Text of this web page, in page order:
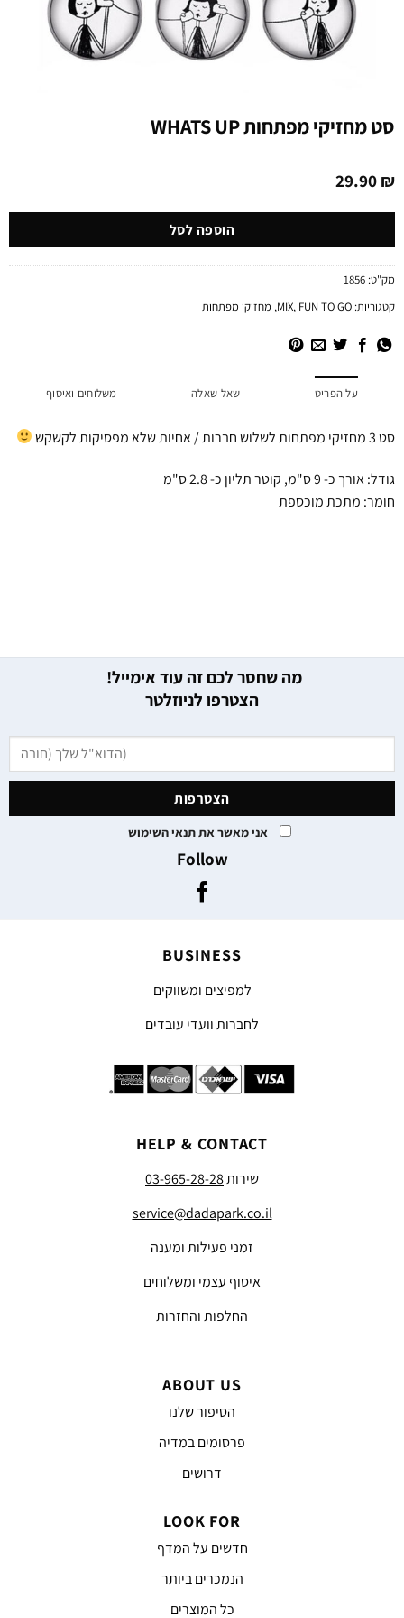
סט מחזיקי מפתחות WHATS UP
29.90₪
הוספה לסל
מק"ט:1856
קטגוריות:
MIX ,FUN TO GO
,מחזיקי מפתחות
על הפריט שאל שאלה משלוחים ואיסוף
סט 3 מחזיקי מפתחות לשלוש חברות / אחיות שלא מפסיקות לקשקש
גודל: אורך כ- 9 ס"מ, קוטר תליון כ- 2.8 ס"מ
חומר: מתכת מוכספת
מה שחסר לכם זה עוד אימייל!
הצטרפו לניוזלטר
אני מאשר את תנאי השימוש
Follow
BUSINESS
למפיצים ומשווקים
לחברות וועדי עובדים
HELP & CONTACT
שירות03-965-28-28
service@dadapark.co.il
זמני פעילות ומענה
איסוף עצמי ומשלוחים
החלפות והחזרות
ABOUT US
הסיפור שלנו
פרסומים במדיה
דרושים
LOOK FOR
חדשים על המדף
הנמכרים ביותר
כל המוצרים